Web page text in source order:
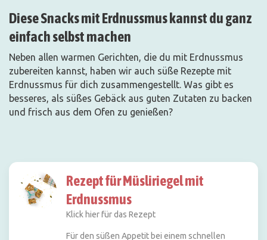
Diese Snacks mit Erdnussmus kannst du ganz
einfach selbst machen
Neben allen warmen Gerichten, die du mit Erdnussmus
zubereiten kannst, haben wir auch süße Rezepte mit
Erdnussmus für dich zusammengestellt. Was gibt es
besseres, als süßes Gebäck aus guten Zutaten zu backen
und frisch aus dem Ofen zu genießen?
Rezept für Müsliriegel mit
Erdnussmus
Klick hier für das Rezept
Für den süßen Appetit bei einem schnellen